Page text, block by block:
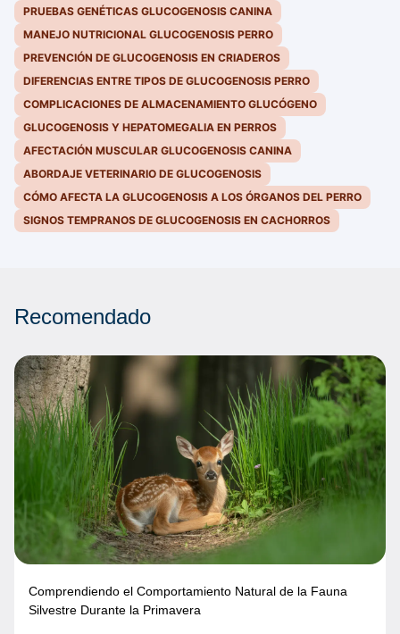
PRUEBAS GENÉTICAS GLUCOGENOSIS CANINA
MANEJO NUTRICIONAL GLUCOGENOSIS PERRO
PREVENCIÓN DE GLUCOGENOSIS EN CRIADEROS
DIFERENCIAS ENTRE TIPOS DE GLUCOGENOSIS PERRO
COMPLICACIONES DE ALMACENAMIENTO GLUCÓGENO
GLUCOGENOSIS Y HEPATOMEGALIA EN PERROS
AFECTACIÓN MUSCULAR GLUCOGENOSIS CANINA
ABORDAJE VETERINARIO DE GLUCOGENOSIS
CÓMO AFECTA LA GLUCOGENOSIS A LOS ÓRGANOS DEL PERRO
SIGNOS TEMPRANOS DE GLUCOGENOSIS EN CACHORROS
Recomendado
Comprendiendo el Comportamiento Natural de la Fauna
Silvestre Durante la Primavera